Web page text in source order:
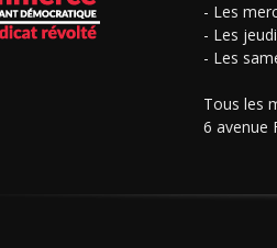
- Les
- Les
- Les
Tous les
6 avenue